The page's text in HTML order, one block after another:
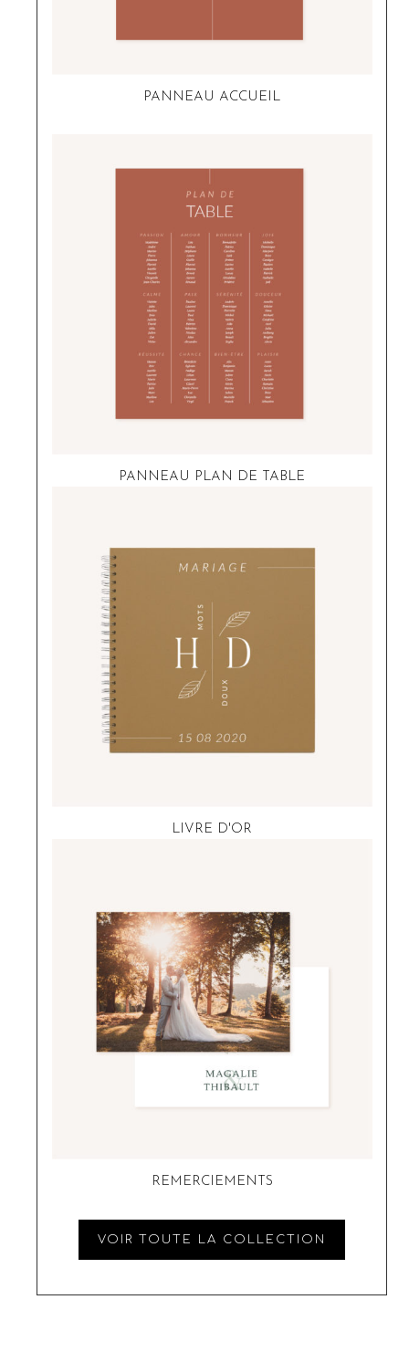
PANNEAU ACCUEIL
PANNEAU PLAN DE TABLE
LIVRE D'OR
REMERCIEMENTS
VOIR TOUTE LA COLLECTION